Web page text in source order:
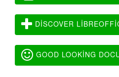
DISCOVER
GOOD LOOKING